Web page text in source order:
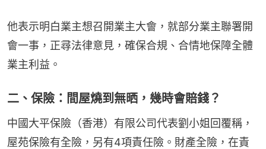
他表示明白業主想召開業主大會，就部分業主聯署開
會一事，正尋法律意見，確保合規、合情地保障全體
業主利益。
二、保險：間屋燒到無晒，幾時會賠錢？
中國大平保險（香港）有限公司代表劉小姐回覆稱，
屋苑保險有全險，另有4項責任險。財產全險，在責